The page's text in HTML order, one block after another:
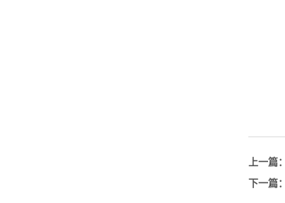
上一篇：
下一篇：